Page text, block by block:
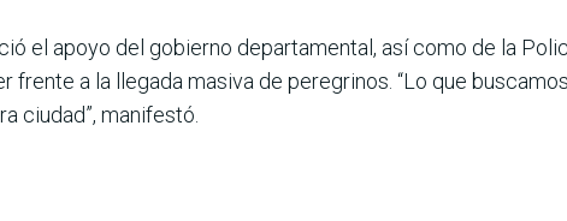
el apoyo del gobierno departamental, así como de la
frente a la llegada masiva de peregrinos. “Lo que
ciudad”, manifestó.